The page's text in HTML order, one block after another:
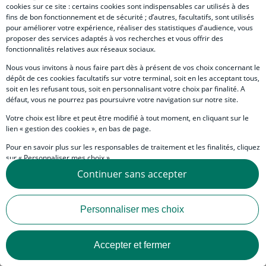
Mes alertes
Subtext
Personnalisez vos contenus et recevez par e-mails les
Manage preferences link
Gérer mes préférences
Social network - Internet
Pied de page -
Personnalisation des cookies
cookies sur ce site : certains cookies sont indispensables car utilisés à des
fins de bon fonctionnement et de sécurité ; d’autres, facultatifs, sont utilisés
pour améliorer votre expérience, réaliser des statistiques d'audience, vous
proposer des services adaptés à vos recherches et vous offrir des
fonctionnalités relatives aux réseaux sociaux.
Nous vous invitons à nous faire part dès à présent de vos choix concernant le
dépôt de ces cookies facultatifs sur votre terminal, soit en les acceptant tous,
soit en les refusant tous, soit en personnalisant votre choix par finalité. A
défaut, vous ne pourrez pas poursuivre votre navigation sur notre site.
Votre choix est libre et peut être modifié à tout moment, en cliquant sur le
lien « gestion des cookies », en bas de page.
Pour en savoir plus sur les responsables de traitement et les finalités, cliquez
sur « Personnaliser mes choix ».
Vous pouvez également consulter notre Politique de protection des données
personnelles en cliquant sur le lien « Protection des données personnelles »
en bas de page.
Continuer sans accepter
Personnaliser mes choix
Accepter et fermer